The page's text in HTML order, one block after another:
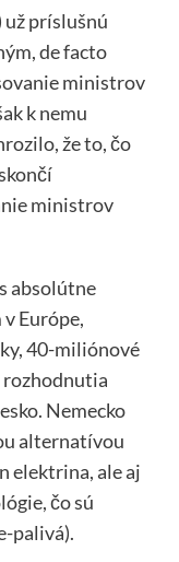
už príslušnú
de facto
ministrov
k nemu
že to, čo
ministrov
absolútne
Európe,
40-miliónové
rozhodnutia
Nemecko
alternatívou
elektrina, ale aj
čo sú
palivá).